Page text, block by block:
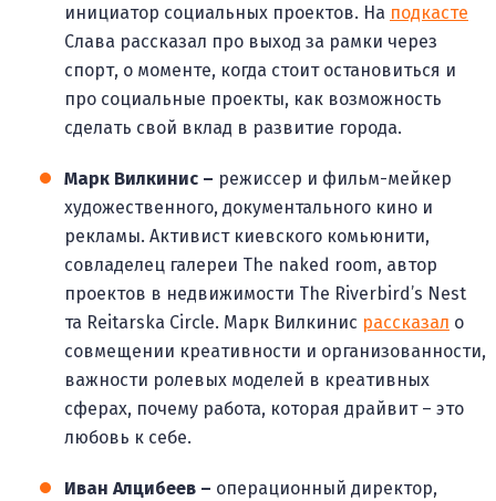
инициатор социальных проектов. На подкасте
Слава рассказал про выход за рамки через
спорт, о моменте, когда стоит остановиться и
про социальные проекты, как возможность
сделать свой вклад в развитие города.
Марк Вилкинис – режиссер и фильм-мейкер
художественного, документального кино и
рекламы. Активист киевского комьюнити,
совладелец галереи The naked room, автор
проектов в недвижимости The Riverbird’s Nest
та Reitarska Circle. Марк Вилкинис рассказал о
совмещении креативности и организованности,
важности ролевых моделей в креативных
сферах, почему работа, которая драйвит – это
любовь к себе.
Иван Алцибеев – операционный директор,